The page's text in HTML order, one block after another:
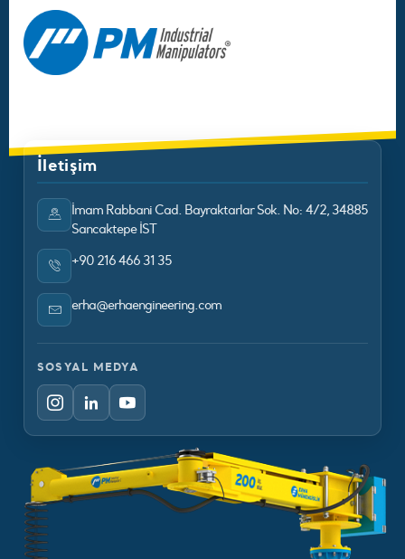
İletişim
İmam Rabbani Cad. Bayraktarlar Sok. No: 4/2, 34885
Sancaktepe İST
+90 216 466 31 35
erha@erhaengineering.com
SOSYAL MEDYA